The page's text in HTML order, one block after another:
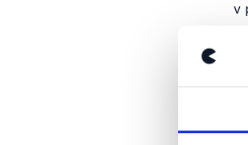
v